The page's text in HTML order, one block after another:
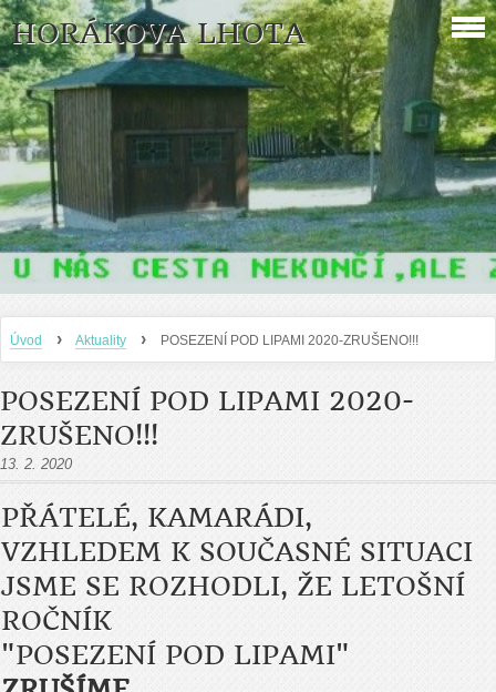
HORÁKOVA LHOTA
Úvod › Aktuality › POSEZENÍ POD LIPAMI 2020-ZRUŠENO!!!
POSEZENÍ POD LIPAMI 2020-
ZRUŠENO!!!
13. 2. 2020
PŘÁTELÉ, KAMARÁDI,
VZHLEDEM K SOUČASNÉ SITUACI
JSME SE ROZHODLI, ŽE LETOŠNÍ
ROČNÍK
"POSEZENÍ POD LIPAMI"